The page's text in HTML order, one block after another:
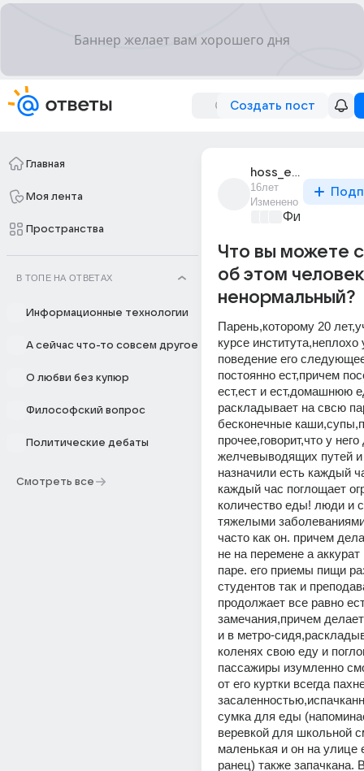
Создать пост
Главная
Моя лента
Пространства
В ТОПЕ НА ОТВЕТАХ
Информационные технологии
А сейчас что-то совсем другое
О любви без купюр
Философский вопрос
Политические дебаты
Смотреть все
hoss_ers
16лет
Изменено
Что вы можете
об этом
ненормальный?
Парень,которому 20
курсе института,неплохо
поведение его
постоянно ест,причем
ест,ест и ест,домашнюю
раскладывает на свсю
бесконечные
прочее,говорит,что у
желчевыводящих путей и
назначили есть каждый
каждый час поглощает
количество еды! люди и
тяжелыми
часто как он. причем
не на перемене а
паре. его приемы пищи
студентов так и
продолжает все равно
замечания,причем
и в метро-
коленях свою еду и
пассажиры изумленно
от его куртки всегда
сумка для еды
веревкой для школьной
маленькая и он на улице
ранец) также запачкана.